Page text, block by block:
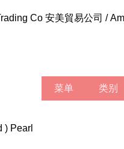
Co 安美貿易公司 /
菜单 类别
) Pearl